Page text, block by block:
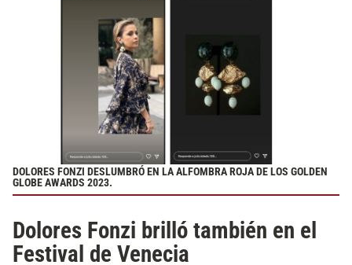
DOLORES FONZI DESLUMBRÓ EN LA ALFOMBRA ROJA DE LOS GOLDEN
GLOBE AWARDS 2023.
Dolores Fonzi brilló también en el
Festival de Venecia